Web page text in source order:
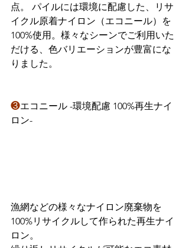
点。 パイルには環境に配慮した、リサ
イクル原着ナイロン（エコニール）を
100%使用。様々なシーンでご利用いた
だける、色バリエーションが豊富にな
りました。
❸エコニール -環境配慮 100%再生ナイ
ロン-
漁網などの様々なナイロン廃棄物を
100%リサイクルして作られた再生ナイ
ロン。